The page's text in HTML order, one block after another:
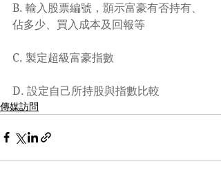
B. 輸入股票編號，顥示富豪有否持有、
佔多少、買入成本及回報等
C. 製定超級富豪指數
D. 設定自己所持股與指數比較
傳媒訪問